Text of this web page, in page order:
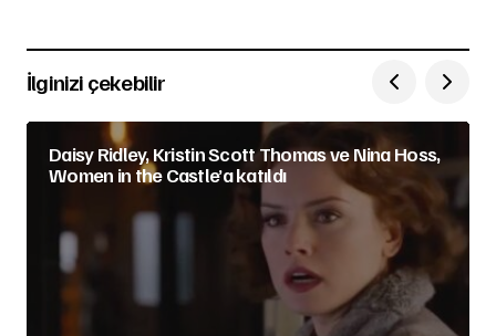
İlginizi çekebilir
Daisy Ridley, Kristin Scott Thomas ve Nina Hoss,
Women in the Castle’a katıldı